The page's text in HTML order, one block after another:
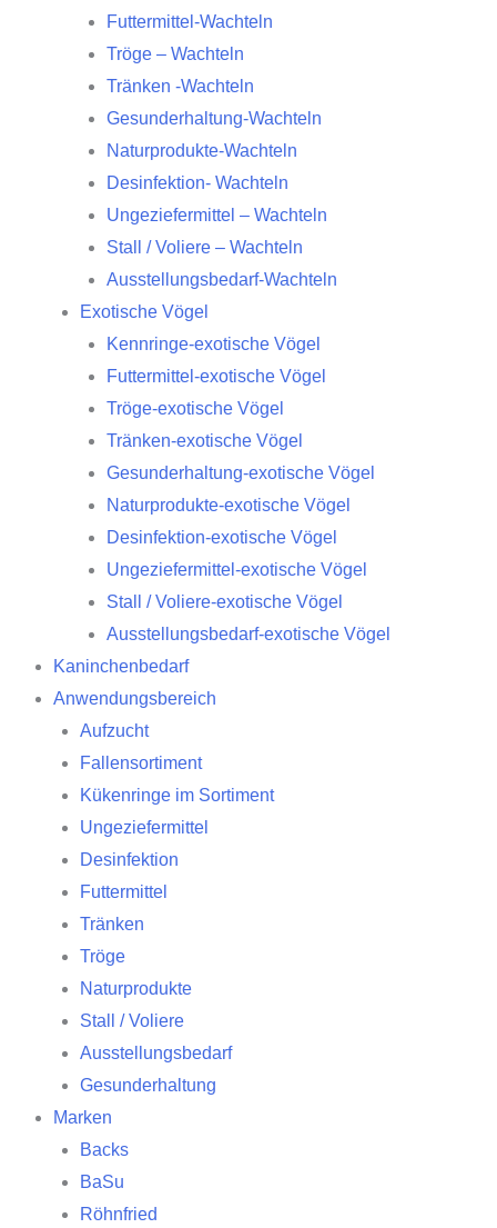
Futtermittel-Wachteln
Tröge – Wachteln
Tränken -Wachteln
Gesunderhaltung-Wachteln
Naturprodukte-Wachteln
Desinfektion- Wachteln
Ungeziefermittel – Wachteln
Stall / Voliere – Wachteln
Ausstellungsbedarf-Wachteln
Exotische Vögel
Kennringe-exotische Vögel
Futtermittel-exotische Vögel
Tröge-exotische Vögel
Tränken-exotische Vögel
Gesunderhaltung-exotische Vögel
Naturprodukte-exotische Vögel
Desinfektion-exotische Vögel
Ungeziefermittel-exotische Vögel
Stall / Voliere-exotische Vögel
Ausstellungsbedarf-exotische Vögel
Kaninchenbedarf
Anwendungsbereich
Aufzucht
Fallensortiment
Kükenringe im Sortiment
Ungeziefermittel
Desinfektion
Futtermittel
Tränken
Tröge
Naturprodukte
Stall / Voliere
Ausstellungsbedarf
Gesunderhaltung
Marken
Backs
BaSu
Röhnfried